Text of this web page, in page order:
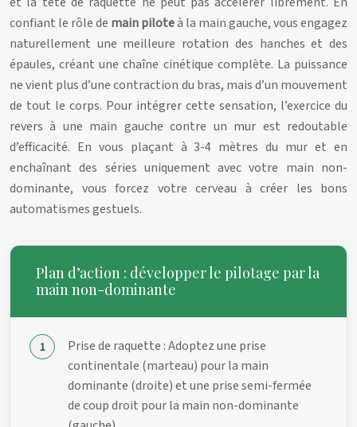
confiant le rôle de main piloteà la main gauche, vous engagez
naturellement une meilleure rotation des hanches et des
épaules, créant une chaîne cinétique complète. La puissance
ne vient plus d’une contraction du bras, mais d’un mouvement
de tout le corps. Pour intégrer cette sensation, l’exercice du
revers à une main gauche contre un mur est redoutable
d’efficacité. En vous plaçant à 3-4 mètres du mur et en
enchaînant des séries uniquement avec votre main non-
dominante, vous forcez votre cerveau à créer les bons
automatismes gestuels.
Plan d’action : développer le pilotage par la
main non-dominante
Prise de raquette : Adoptez une prise
continentale (marteau) pour la main
dominante (droite) et une prise semi-fermée
de coup droit pour la main non-dominante